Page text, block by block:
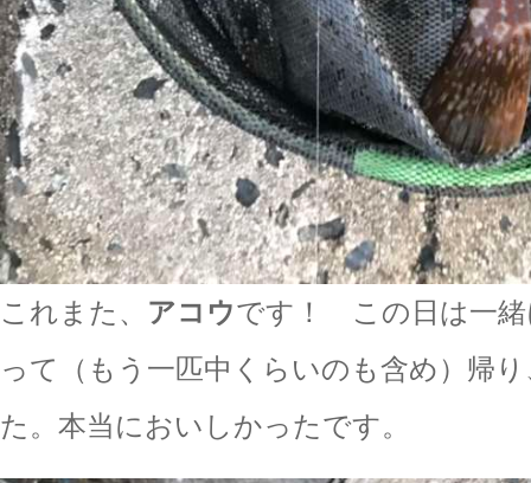
これまた、 アコウです！ この日は一緒
って（もう一匹中くらいのも含め）帰
た。本当においしかったです。